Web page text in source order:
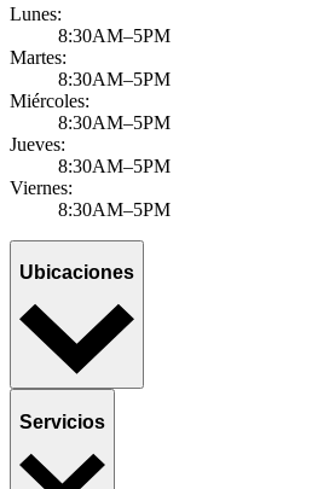
Lunes:
8:30AM–5PM
Martes:
8:30AM–5PM
Miércoles:
8:30AM–5PM
Jueves:
8:30AM–5PM
Viernes:
8:30AM–5PM
Ubicaciones
Servicios